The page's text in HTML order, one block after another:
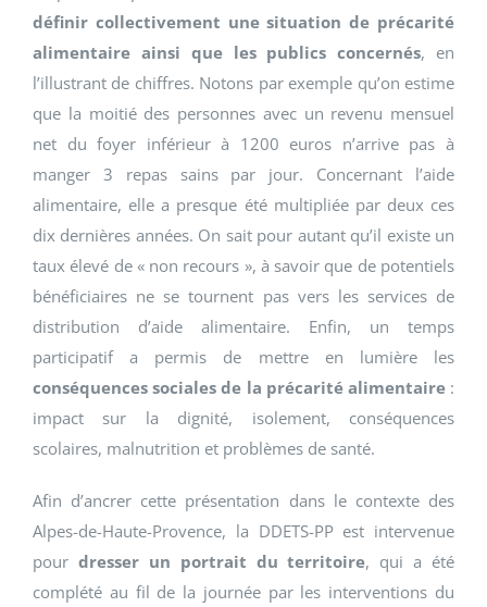
définir collectivement une situation de précarité
alimentaire ainsi que les publics concernés, en
l’illustrant de chiffres. Notons par exemple qu’on estime
que la moitié des personnes avec un revenu mensuel
net du foyer inférieur à 1200 euros n’arrive pas à
manger 3 repas sains par jour. Concernant l’aide
alimentaire, elle a presque été multipliée par deux ces
dix dernières années. On sait pour autant qu’il existe un
taux élevé de « non recours », à savoir que de potentiels
bénéficiaires ne se tournent pas vers les services de
distribution d’aide alimentaire. Enfin, un temps
participatif a permis de mettre en lumière les
conséquences sociales de la précarité alimentaire:
impact sur la dignité, isolement, conséquences
scolaires, malnutrition et problèmes de santé.
Afin d’ancrer cette présentation dans le contexte des
Alpes-de-Haute-Provence, la DDETS-PP est intervenue
pour dresser un portrait du territoire, qui a été
complété au fil de la journée par les interventions du